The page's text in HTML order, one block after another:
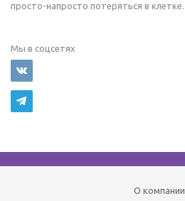
просто-напросто потеряться в клетке.
Мы в соцсетях
О компании